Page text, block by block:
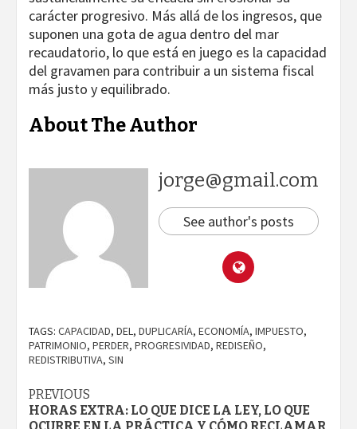
carácter progresivo. Más allá de los ingresos, que
suponen una gota de agua dentro del mar
recaudatorio, lo que está en juego es la capacidad
del gravamen para contribuir a un sistema fiscal
más justo y equilibrado.
About The Author
jorge@gmail.com
See author's posts
TAGS: CAPACIDAD, DEL, DUPLICARÍA, ECONOMÍA, IMPUESTO,
PATRIMONIO, PERDER, PROGRESIVIDAD, REDISEÑO,
REDISTRIBUTIVA, SIN
Continue
PREVIOUS
HORAS EXTRA: LO QUE DICE LA LEY, LO QUE